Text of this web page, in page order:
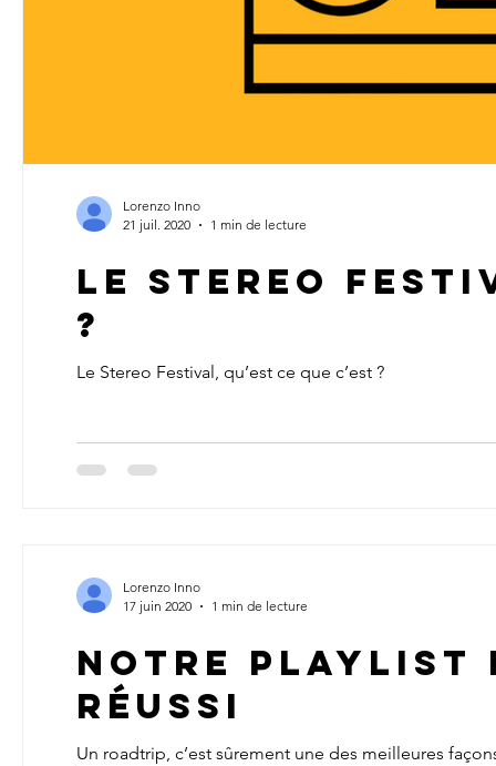
Le Stereo
?
Le Stereo Festival, qu’est ce que c’est ?
Lorenzo Inno
21 juil. 2020
1 min de lecture
Notre playlist
réussi
Un roadtrip, c’est sûrement une des meilleures
Lorenzo Inno
17 juin 2020
1 min de lecture